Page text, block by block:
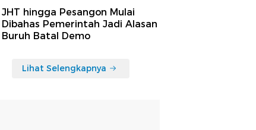
JHT hingga Pesangon Mulai
Dibahas Pemerintah Jadi Alasan
Buruh Batal Demo
Lihat Selengkapnya